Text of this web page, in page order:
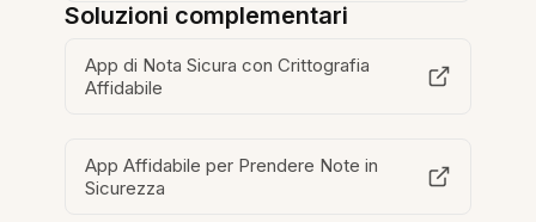
Soluzioni complementari
App di Nota Sicura con Crittografia
Affidabile
App Affidabile per Prendere Note in
Sicurezza